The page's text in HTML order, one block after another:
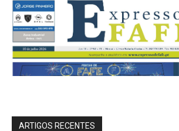
ARTIGOS RECENTES